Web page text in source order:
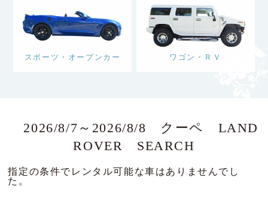
スポーツ・オープンカー ワゴン・ＲＶ
2026/8/7～2026/8/8 クーペ LAND
ROVER SEARCH
指定の条件でレンタル可能な車はありませんでし
た。